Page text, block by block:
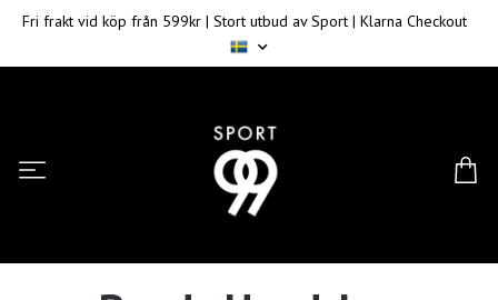
Fri frakt vid köp från 599kr | Stort utbud av Sport | Klarna Checkout